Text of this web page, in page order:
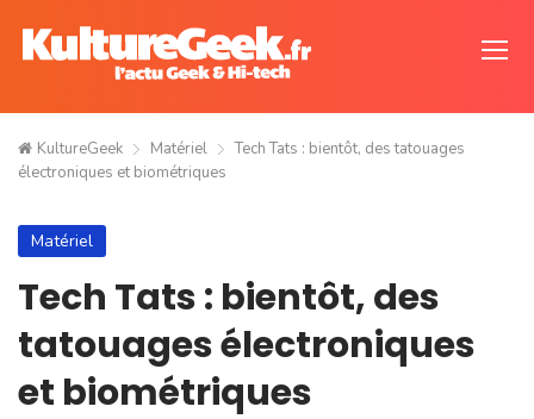
KultureGeek Matériel
Tech Tats : bientôt, des tatouages
électroniques et biométriques
Matériel
Tech Tats : bientôt, des
tatouages électroniques
et biométriques